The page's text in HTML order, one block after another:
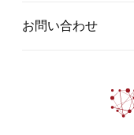
お問い合わせ